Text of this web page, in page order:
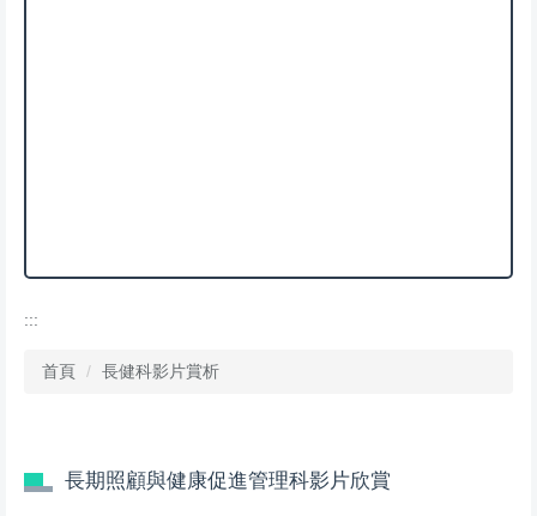
:::
首頁 長健科影片賞析
長期照顧與健康促進管理科影片欣賞